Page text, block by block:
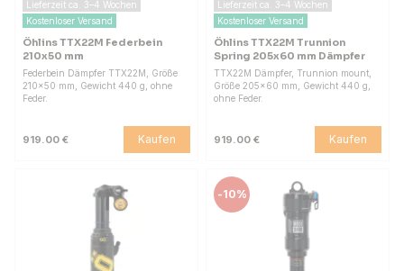
Lieferzeit ca. 3–4 Wochen
Kostenloser Versand
Öhlins TTX22M Federbein
210x50 mm
Federbein Dämpfer TTX22M, Größe
210x50 mm, Gewicht 440 g, ohne
Feder.
919.00 € Kaufen
Lieferzeit ca. 3–4 Wochen
Kostenloser Versand
Öhlins TTX22M Trunnion
Spring 205x60 mm Dämpfer
TTX22M Dämpfer, Trunnion mount,
Größe 205x60 mm, Gewicht 440 g,
ohne Feder.
919.00 € Kaufen
-10%